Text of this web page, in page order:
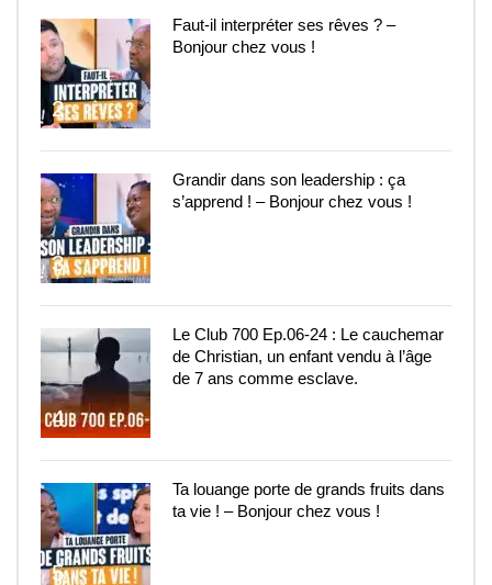
2
Faut-il interpréter ses rêves ? –
Bonjour chez vous !
3
Grandir dans son leadership : ça
s’apprend ! – Bonjour chez vous !
4
Le Club 700 Ep.06-24 : Le cauchemar
de Christian, un enfant vendu à l’âge
de 7 ans comme esclave.
5
Ta louange porte de grands fruits dans
ta vie ! – Bonjour chez vous !